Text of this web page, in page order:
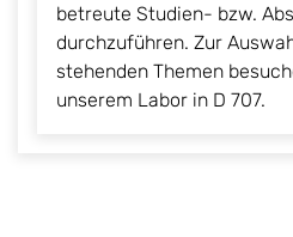
betreute Studien- bzw.
durchzuführen. Zur
stehenden Themen
unserem Labor in D 707.